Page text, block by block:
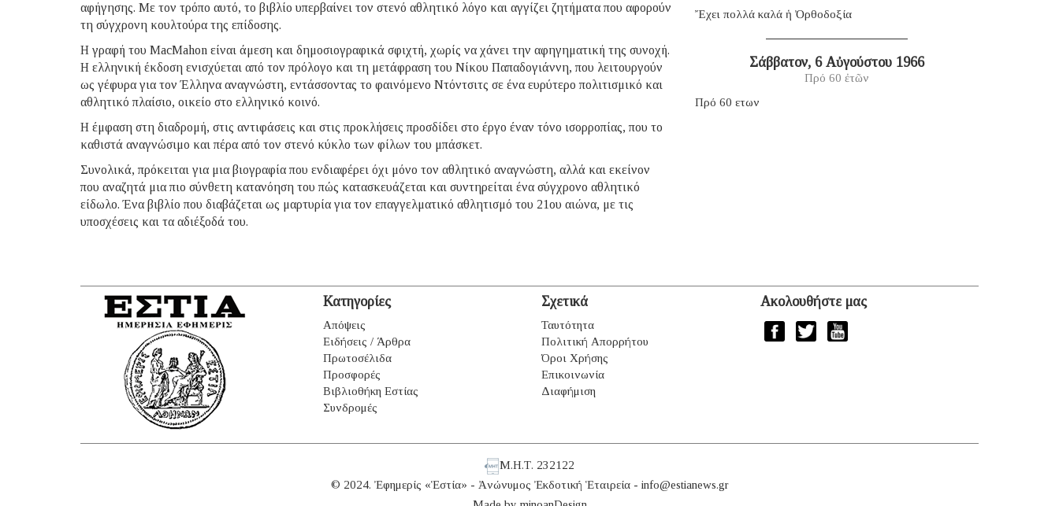
αφήγησης. Με τον τρόπο αυτό, το βιβλίο υπερβαίνει τον στενό αθλητικό λόγο και αγγίζει ζητήματα που αφορούν
τη σύγχρονη κουλτούρα της επίδοσης.
Η γραφή του MacMahon είναι άμεση και δημοσιογραφικά σφιχτή, χωρίς να χάνει την αφηγηματική της συνοχή.
Η ελληνική έκδοση ενισχύεται από τον πρόλογο και τη μετάφραση του Νίκου Παπαδογιάννη, που λειτουργούν
ως γέφυρα για τον Έλληνα αναγνώστη, εντάσσοντας το φαινόμενο Ντόντσιτς σε ένα ευρύτερο πολιτισμικό και
αθλητικό πλαίσιο, οικείο στο ελληνικό κοινό.
Η έμφαση στη διαδρομή, στις αντιφάσεις και στις προκλήσεις προσδίδει στο έργο έναν τόνο ισορροπίας, που το
καθιστά αναγνώσιμο και πέρα από τον στενό κύκλο των φίλων του μπάσκετ.
Συνολικά, πρόκειται για μια βιογραφία που ενδιαφέρει όχι μόνο τον αθλητικό αναγνώστη, αλλά και εκείνον
που αναζητά μια πιο σύνθετη κατανόηση του πώς κατασκευάζεται και συντηρείται ένα σύγχρονο αθλητικό
είδωλο. Ένα βιβλίο που διαβάζεται ως μαρτυρία για τον επαγγελματικό αθλητισμό του 21ου αιώνα, με τις
υποσχέσεις και τα αδιέξοδά του.
Ἔχει πολλά καλά ἡ Ὀρθοδοξία
Σάββατον, 6 Αὐγούστου 1966
Πρό 60 ἐτῶν
Πρό 60 ετων
Κατηγορίες
Απόψεις
Ειδήσεις / Άρθρα
Πρωτοσέλιδα
Προσφορές
Βιβλιοθήκη Εστίας
Συνδρομές
Σχετικά
Ταυτότητα
Πολιτική Απορρήτου
Όροι Χρήσης
Επικοινωνία
Διαφήμιση
Ακολουθήστε μας
Μ.Η.Τ. 232122
© 2024. Ἐφημερίς «Ἑστία» - Ἀνώνυμος Ἐκδοτική Ἑταιρεία - info@estianews.gr